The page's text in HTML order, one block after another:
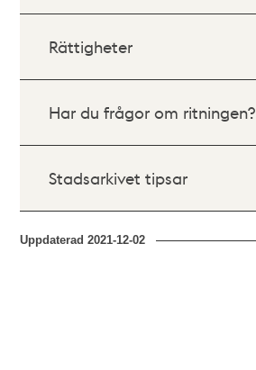
Rättigheter
Har du frågor om ritningen?
Stadsarkivet tipsar
Uppdaterad2021-12-02